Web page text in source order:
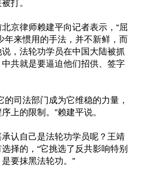
打。
京律师赖建平向记者表示，“屈
年来惯用的手法，并不新鲜，而
说，法轮功学员在中国大陆被抓
共就是要逼迫他们招供、签字
的司法部门成为它维稳的力量，
上的限制。”赖建平说。
认自己是法轮功学员呢？王靖
择的，“它挑选了反共影响特别
要抹黑法轮功。”